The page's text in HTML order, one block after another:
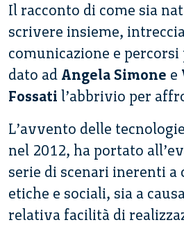
Il racconto di come sia
scrivere insieme,
comunicazione e
dato ad Angela Simone e
Fossati l’abbrivio per
L’avvento delle
nel 2012, ha portato
serie di scenari inerenti a
etiche e sociali, sia a
relativa facilità di